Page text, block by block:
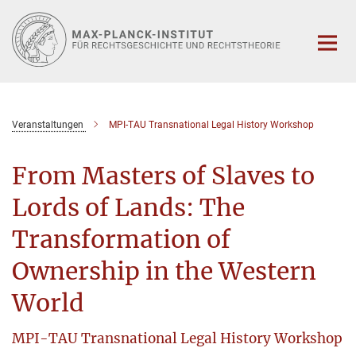
Hauptinhalt
Veranstaltungen MPI-TAU Transnational Legal History Workshop
From Masters of Slaves to
Lords of Lands: The
Transformation of
Ownership in the Western
World
MPI-TAU Transnational Legal History Workshop